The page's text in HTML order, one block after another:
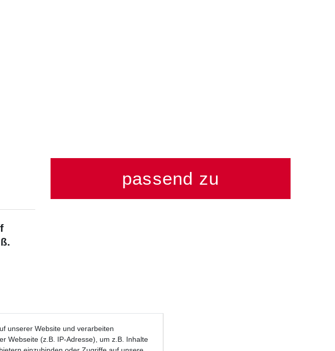
passend zu
unserer Website und verarbeiten
Webseite (z.B. IP-Adresse), um z.B. Inhalte